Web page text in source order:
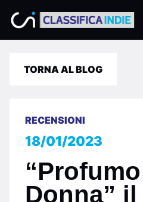
TORNA AL BLOG
RECENSIONI
18/01/2023
Donna”